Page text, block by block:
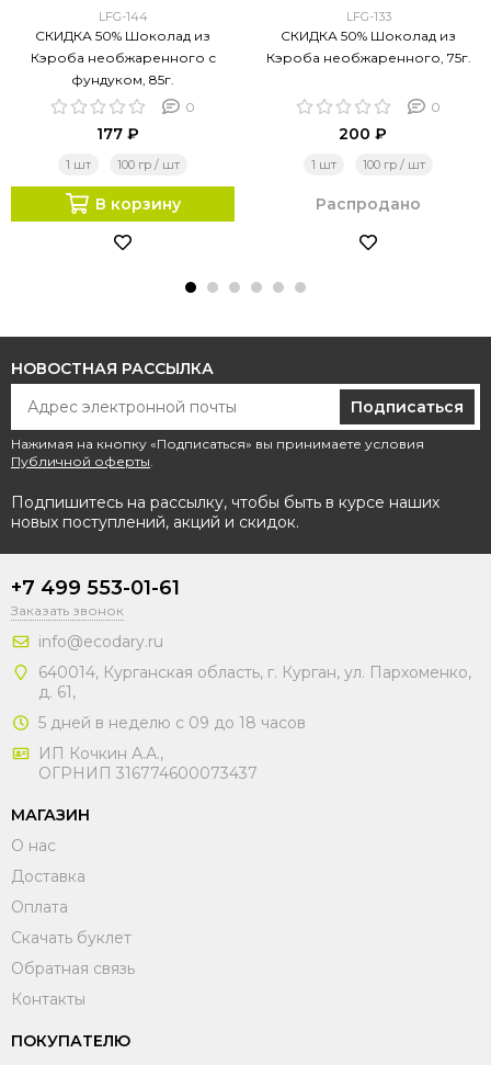
LFG-144
СКИДКА 50% Шоколад из
Кэроба необжаренного с
фундуком, 85г.
0
177 ₽
1 шт 100 гр / шт
В корзину
LFG-133
СКИДКА 50% Шоколад из
Кэроба необжаренного, 75г.
0
200 ₽
1 шт 100 гр / шт
Распродано
НОВОСТНАЯ РАССЫЛКА
Подписаться
Нажимая на кнопку «Подписаться» вы принимаете условия
Публичной оферты
Подпишитесь на рассылку, чтобы быть в курсе наших
новых поступлений, акций и скидок.
+7 499 553-01-61
Заказать звонок
info@ecodary.ru
640014, Курганская область, г. Курган, ул. Пархоменко,
д. 61,
5 дней в неделю с 09 до 18 часов
ИП Кочкин А.А.,
ОГРНИП 316774600073437
МАГАЗИН
О нас
Доставка
Оплата
Скачать буклет
Обратная связь
Контакты
ПОКУПАТЕЛЮ